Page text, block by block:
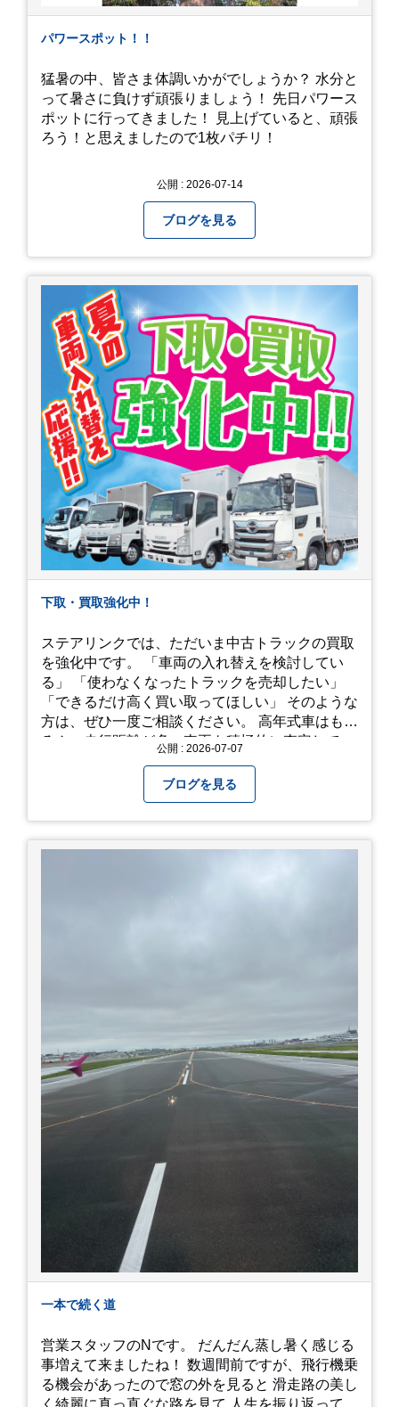
パワースポット！！
猛暑の中、皆さま体調いかがでしょうか？ 水分と
って暑さに負けず頑張りましょう！ 先日パワース
ポットに行ってきました！ 見上げていると、頑張
ろう！と思えましたので1枚パチリ！
公開 : 2026-07-14
ブログを見る
下取・買取強化中！
ステアリンクでは、ただいま中古トラックの買取
を強化中です。 「車両の入れ替えを検討してい
る」 「使わなくなったトラックを売却したい」
「できるだけ高く買い取ってほしい」 そのような
方は、ぜひ一度ご相談ください。 高年式車はもち
ろん、走行距離が多い車両も積極的に査定してい
ただいており、豊富な販売ネットワークを活かし
た高価買取が可能です。
公開 : 2026-07-07
ブログを見る
一本で続く道
営業スタッフのNです。 だんだん蒸し暑く感じる
事増えて来ましたね！ 数週間前ですが、飛行機乗
る機会があったので窓の外を見ると 滑走路の美し
く綺麗に真っ直ぐな路を見て 人生を振り返って